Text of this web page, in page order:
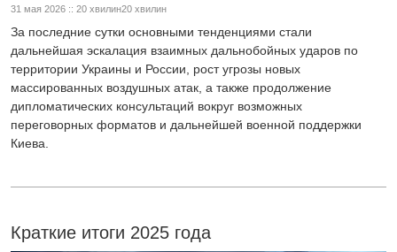
31 мая 2026 :: 20 хвилин20 хвилин
За последние сутки основными тенденциями стали
дальнейшая эскалация взаимных дальнобойных ударов по
территории Украины и России, рост угрозы новых
массированных воздушных атак, а также продолжение
дипломатических консультаций вокруг возможных
переговорных форматов и дальнейшей военной поддержки
Киева.
Краткие итоги 2025 года